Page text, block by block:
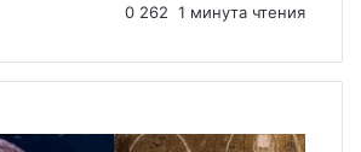
0 262 1 минута чтения